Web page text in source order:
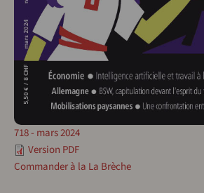
718 - mars 2024
Version PDF
Commander à la La Brèche